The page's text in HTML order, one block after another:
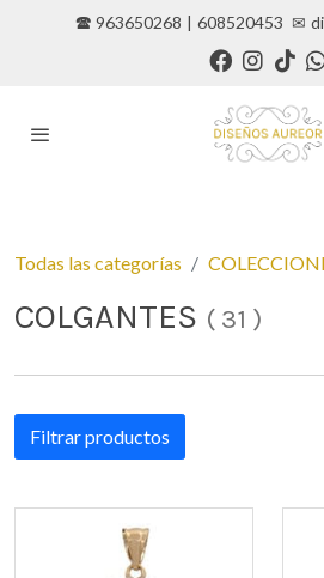
🕿 963650268 | 608520453 ✉
Todas las categorías
COLGANTES ( 31 )
Filtrar productos